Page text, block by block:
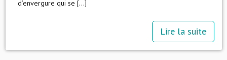
d’envergure qui se [...]
Lire la suite